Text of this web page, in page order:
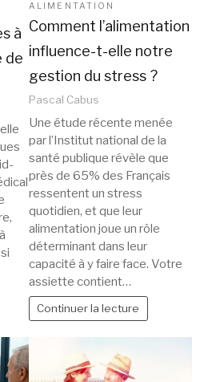
à
de
ALIMENTATION
Comment l’alimentation
influence-t-elle notre
gestion du stress ?
Pascal Cabus
Une étude récente menée
par l’Institut national de la
santé publique révèle que
près de 65% des Français
ressentent un stress
quotidien, et que leur
alimentation joue un rôle
déterminant dans leur
capacité à y faire face. Votre
assiette contient…
Continuer la lecture